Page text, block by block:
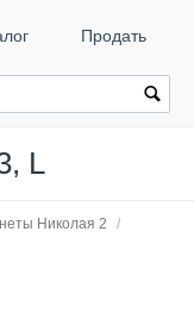
Продать
L
Николая 2
/